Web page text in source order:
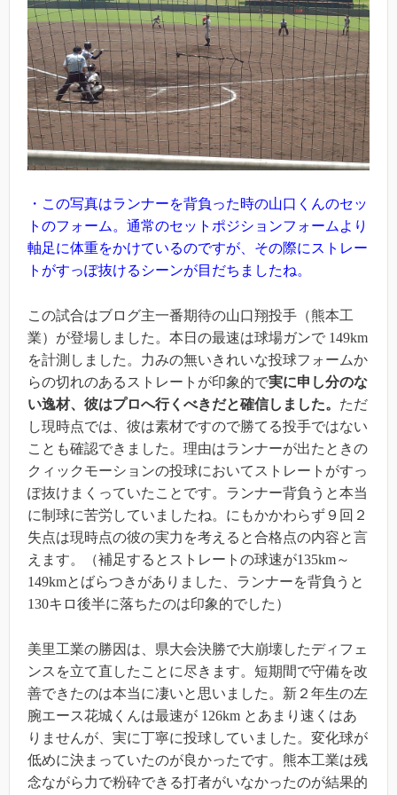
・この写真はランナーを背負った時の山口くんのセッ
トのフォーム。通常のセットポジションフォームより
軸足に体重をかけているのですが、その際にストレー
トがすっぽ抜けるシーンが目だちましたね。
この試合はブログ主一番期待の山口翔投手（熊本工
業）が登場しました。本日の最速は球場ガンで 149km
を計測しました。力みの無いきれいな投球フォームか
らの切れのあるストレートが印象的で実に申し分のな
い逸材、彼はプロへ行くべきだと確信しました。 ただ
し現時点では、彼は素材ですので勝てる投手ではない
ことも確認できました。理由はランナーが出たときの
クィックモーションの投球においてストレートがすっ
ぽ抜けまくっていたことです。ランナー背負うと本当
に制球に苦労していましたね。にもかかわらず９回２
失点は現時点の彼の実力を考えると合格点の内容と言
えます。（補足するとストレートの球速が135km～
149kmとばらつきがありました、ランナーを背負うと
130キロ後半に落ちたのは印象的でした）
美里工業の勝因は、県大会決勝で大崩壊したディフェ
ンスを立て直したことに尽きます。短期間で守備を改
善できたのは本当に凄いと思いました。新２年生の左
腕エース花城くんは最速が 126km とあまり速くはあ
りませんが、実に丁寧に投球していました。変化球が
低めに決まっていたのが良かったです。熊本工業は残
念ながら力で粉砕できる打者がいなかったのが結果的